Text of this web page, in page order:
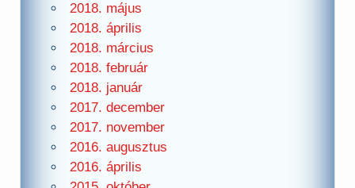
2018. május
2018. április
2018. március
2018. február
2018. január
2017. december
2017. november
2016. augusztus
2016. április